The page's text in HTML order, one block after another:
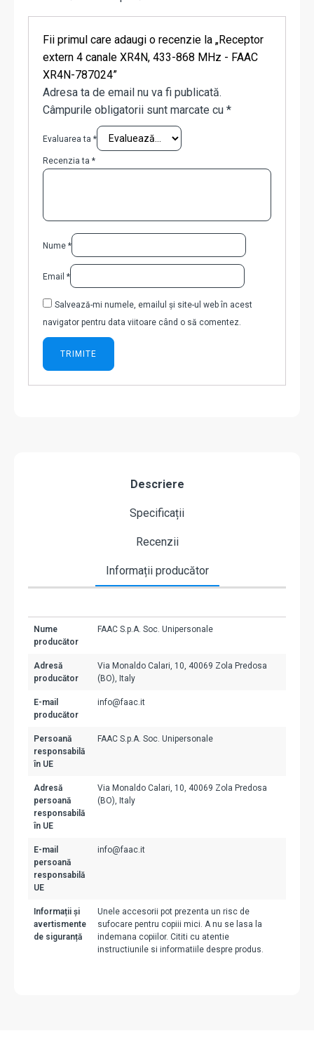
Fii primul care adaugi o recenzie la „Receptor
extern 4 canale XR4N, 433-868 MHz - FAAC
XR4N-787024”
Adresa ta de email nu va fi publicată.
Câmpurile obligatorii sunt marcate cu *
Evaluarea ta *
Recenzia ta *
Nume *
Email *
Salvează-mi numele, emailul și site-ul web în acest
navigator pentru data viitoare când o să comentez.
Descriere
Specificații
Recenzii
Informații producător
Nume
producător
FAAC S.p.A. Soc. Unipersonale
Adresă
producător
Via Monaldo Calari, 10, 40069 Zola Predosa
(BO), Italy
E-mail
producător
info@faac.it
Persoană
responsabilă
în UE
FAAC S.p.A. Soc. Unipersonale
Adresă
persoană
responsabilă
în UE
Via Monaldo Calari, 10, 40069 Zola Predosa
(BO), Italy
E-mail
persoană
responsabilă
UE
info@faac.it
Informații și
avertismente
de siguranță
Unele accesorii pot prezenta un risc de
sufocare pentru copiii mici. A nu se lasa la
indemana copiilor. Cititi cu atentie
instructiunile si informatiile despre produs.